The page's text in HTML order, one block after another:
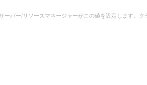
バー/リソースマネージャーがこの値を設定します。